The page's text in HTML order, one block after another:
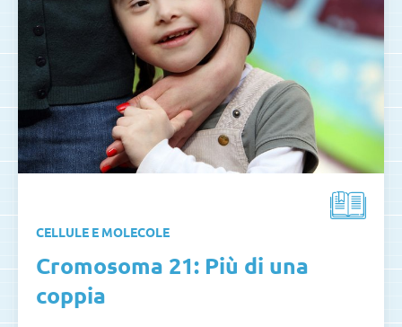
CELLULE E MOLECOLE
Cromosoma 21: Più di una
coppia